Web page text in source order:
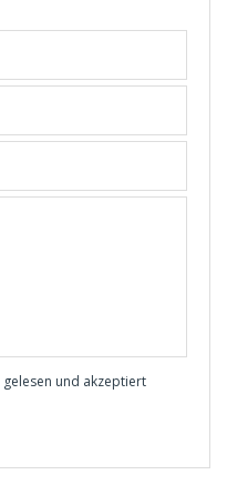
gelesen und akzeptiert